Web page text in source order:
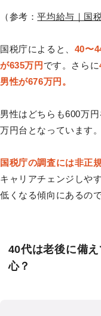
（参考：平均給与｜国
国税庁によると、 40〜
が635万円 です。さらに
男性が676万円。
男性はどちらも600万
万円台となっています。
国税庁の調査には非正
キャリアチェンジしや
低くなる傾向にあるので
40代は老後に備
心？